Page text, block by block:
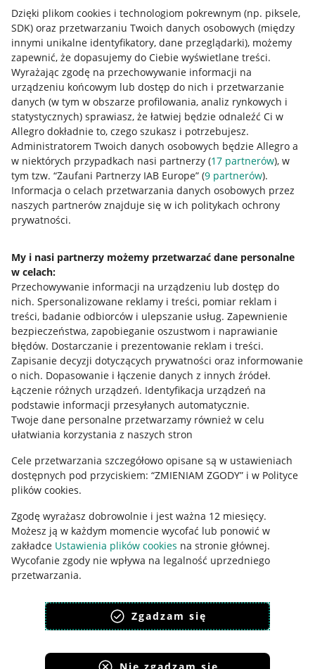
Dzięki plikom cookies i technologiom pokrewnym (np. piksele,
SDK) oraz przetwarzaniu Twoich danych osobowych (między
innymi unikalne identyfikatory, dane przeglądarki), możemy
zapewnić, że dopasujemy do Ciebie wyświetlane treści.
Wyrażając zgodę na przechowywanie informacji na
urządzeniu końcowym lub dostęp do nich i przetwarzanie
danych (w tym w obszarze profilowania, analiz rynkowych i
statystycznych) sprawiasz, że łatwiej będzie odnaleźć Ci w
Allegro dokładnie to, czego szukasz i potrzebujesz.
Administratorem Twoich danych osobowych będzie Allegro a
w niektórych przypadkach nasi partnerzy (17 partnerów), w
tym tzw. “Zaufani Partnerzy IAB Europe” (9 partnerów).
Informacja o celach przetwarzania danych osobowych przez
naszych partnerów znajduje się w ich politykach ochrony
prywatności.
My i nasi partnerzy możemy przetwarzać dane personalne
w celach:
Przechowywanie informacji na urządzeniu lub dostęp do
nich. Spersonalizowane reklamy i treści, pomiar reklam i
treści, badanie odbiorców i ulepszanie usług. Zapewnienie
bezpieczeństwa, zapobieganie oszustwom i naprawianie
błędów. Dostarczanie i prezentowanie reklam i treści.
Zapisanie decyzji dotyczących prywatności oraz informowanie
o nich. Dopasowanie i łączenie danych z innych źródeł.
Łączenie różnych urządzeń. Identyfikacja urządzeń na
podstawie informacji przesyłanych automatycznie.
Twoje dane personalne przetwarzamy również w celu
ułatwiania korzystania z naszych stron
Cele przetwarzania szczegółowo opisane są w ustawieniach
dostępnych pod przyciskiem: “ZMIENIAM ZGODY” i w Polityce
plików cookies.
Zgodę wyrażasz dobrowolnie i jest ważna 12 miesięcy.
Możesz ją w każdym momencie wycofać lub ponowić w
zakładce Ustawienia plików cookies na stronie głównej.
Wycofanie zgody nie wpływa na legalność uprzedniego
przetwarzania.
polityka plików cookies
polityka ochrony prywatności
Zgadzam się
Przydatne informacje
Jak to działa
Napisz do nas
Allegro Gadane dla kupujących
Mapa miejscowości
Informacje prawne
Regulamin
Polityka plików "cookies"
Ustawienia plików "cookies"
Udostępnianie lokalizacji
Informacje dla Aktu o Usługach Cyfrowych
Pobierz aplikację